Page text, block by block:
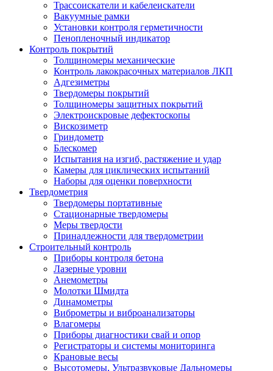
Трассоискатели и кабелеискатели
Вакуумные рамки
Установки контроля герметичности
Пенопленочный индикатор
Контроль покрытий
Толщиномеры механические
Контроль лакокрасочных материалов ЛКП
Адгезиметры
Твердомеры покрытий
Толщиномеры защитных покрытий
Электроискровые дефектоскопы
Вискозиметр
Гриндометр
Блескомер
Испытания на изгиб, растяжение и удар
Камеры для циклических испытаний
Наборы для оценки поверхности
Твердометрия
Твердомеры портативные
Стационарные твердомеры
Меры твердости
Принадлежности для твердометрии
Строительный контроль
Приборы контроля бетона
Лазерные уровни
Анемометры
Молотки Шмидта
Динамометры
Виброметры и виброанализаторы
Влагомеры
Приборы диагностики свай и опор
Регистраторы и системы мониторинга
Крановые весы
Высотомеры, Ультразвуковые Дальномеры